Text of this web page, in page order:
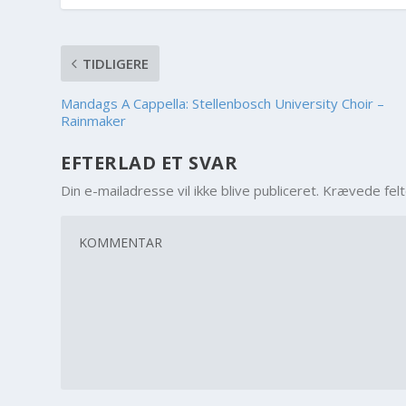
TIDLIGERE
Mandags A Cappella: Stellenbosch University Choir –
Rainmaker
EFTERLAD ET SVAR
Din e-mailadresse vil ikke blive publiceret. Krævede